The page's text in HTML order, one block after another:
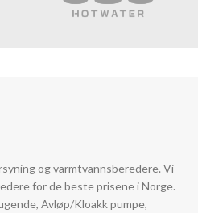
og varmtvannsberedere. Vi
for de beste prisene i Norge.
Avløp/Kloakk pumpe,